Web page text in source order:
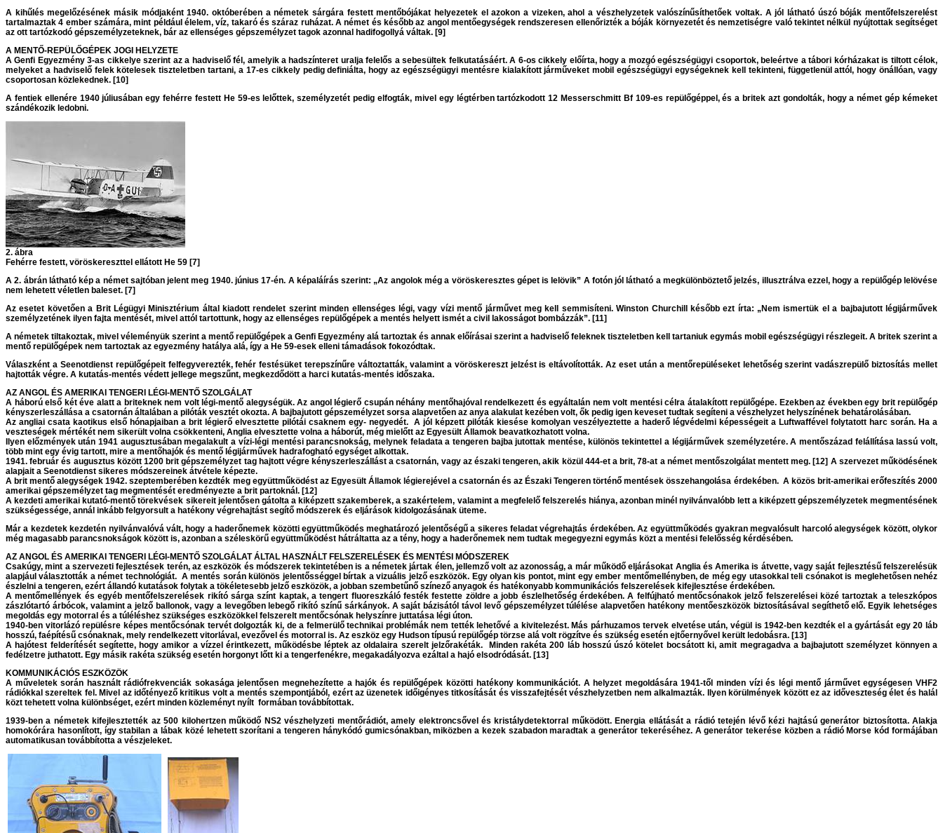
A kihűlés megelőzésének másik módjaként 1940. októberében a németek sárgára festett mentőbójákat helyezetek el azokon a vizeken, ahol a vészhelyzetek valószínűsíthetőek voltak. A jól látható úszó bóják mentőfelszerelést
tartalmaztak 4 ember számára, mint például élelem, víz, takaró és száraz ruházat. A német és később az angol mentőegységek rendszeresen ellenőrizték a bóják környezetét és nemzetiségre való tekintet nélkül nyújtottak segítséget
az ott tartózkodó gépszemélyzeteknek, bár az ellenséges gépszemélyzet tagok azonnal hadifogollyá váltak. [9]
A MENTŐ-REPÜLŐGÉPEK JOGI HELYZETE
A Genfi Egyezmény 3-as cikkelye szerint az a hadviselő fél, amelyik a hadszínteret uralja felelős a sebesültek felkutatásáért. A 6-os cikkely előírta, hogy a mozgó egészségügyi csoportok, beleértve a tábori kórházakat is tiltott célok,
melyeket a hadviselő felek kötelesek tiszteletben tartani, a 17-es cikkely pedig definiálta, hogy az egészségügyi mentésre kialakított járműveket mobil egészségügyi egységeknek kell tekinteni, függetlenül attól, hogy önállóan, vagy
csoportosan közlekednek. [10]
A fentiek ellenére 1940 júliusában egy fehérre festett He 59-es lelőttek, személyzetét pedig elfogták, mivel egy légtérben tartózkodott 12 Messerschmitt Bf 109-es repülőgéppel, és a britek azt gondolták, hogy a német gép kémeket
szándékozik ledobni.
2. ábra
Fehérre festett, vöröskereszttel ellátott He 59 [7]
A 2. ábrán látható kép a német sajtóban jelent meg 1940. június 17-én. A képaláírás szerint: „Az angolok még a vöröskeresztes gépet is lelövik” A fotón jól látható a megkülönböztető jelzés, illusztrálva ezzel, hogy a repülőgép lelövése
nem lehetett véletlen baleset. [7]
Az esetet követően a Brit Légügyi Minisztérium által kiadott rendelet szerint minden ellenséges légi, vagy vízi mentő járművet meg kell semmisíteni. Winston Churchill később ezt írta: „Nem ismertük el a bajbajutott légijárművek
személyzetének ilyen fajta mentését, mivel attól tartottunk, hogy az ellenséges repülőgépek a mentés helyett ismét a civil lakosságot bombázzák”. [11]
A németek tiltakoztak, mivel véleményük szerint a mentő repülőgépek a Genfi Egyezmény alá tartoztak és annak előírásai szerint a hadviselő feleknek tiszteletben kell tartaniuk egymás mobil egészségügyi részlegeit. A britek szerint a
mentő repülőgépek nem tartoztak az egyezmény hatálya alá, így a He 59-esek elleni támadások fokozódtak.
Válaszként a Seenotdienst repülőgépeit felfegyverezték, fehér festésüket terepszínűre változtatták, valamint a vöröskereszt jelzést is eltávolították. Az eset után a mentőrepüléseket lehetőség szerint vadászrepülő biztosítás mellet
hajtották végre. A kutatás-mentés védett jellege megszűnt, megkezdődött a harci kutatás-mentés időszaka.
AZ ANGOL ÉS AMERIKAI TENGERI LÉGI-MENTŐ SZOLGÁLAT
A háború első két éve alatt a briteknek nem volt légi-mentő alegységük. Az angol légierő csupán néhány mentőhajóval rendelkezett és egyáltalán nem volt mentési célra átalakított repülőgépe. Ezekben az években egy brit repülőgép
kényszerleszállása a csatornán általában a pilóták vesztét okozta. A bajbajutott gépszemélyzet sorsa alapvetően az anya alakulat kezében volt, ők pedig igen keveset tudtak segíteni a vészhelyzet helyszínének behatárolásában.
Az angliai csata kaotikus első hónapjaiban a brit légierő elvesztette pilótái csaknem egy- negyedét. A jól képzett pilóták kiesése komolyan veszélyeztette a haderő légvédelmi képességeit a Luftwaffével folytatott harc során. Ha a
veszteségek mértékét nem sikerült volna csökkenteni, Anglia elvesztette volna a háborút, még mielőtt az Egyesült Államok beavatkozhatott volna.
Ilyen előzmények után 1941 augusztusában megalakult a vízi-légi mentési parancsnokság, melynek feladata a tengeren bajba jutottak mentése, különös tekintettel a légijárművek személyzetére. A mentőszázad felállítása lassú volt,
több mint egy évig tartott, mire a mentőhajók és mentő légijárművek hadrafogható egységet alkottak.
1941. február és augusztus között 1200 brit gépszemélyzet tag hajtott végre kényszerleszállást a csatornán, vagy az északi tengeren, akik közül 444-et a brit, 78-at a német mentőszolgálat mentett meg. [12] A szervezet működésének
alapjait a Seenotdienst sikeres módszereinek átvétele képezte.
A brit mentő alegységek 1942. szeptemberében kezdték meg együttműködést az Egyesült Államok légierejével a csatornán és az Északi Tengeren történő mentések összehangolása érdekében. A közös brit-amerikai erőfeszítés 2000
amerikai gépszemélyzet tag megmentését eredményezte a brit partoknál. [12]
A kezdeti amerikai kutató-mentő törekvések sikereit jelentősen gátolta a kiképzett szakemberek, a szakértelem, valamint a megfelelő felszerelés hiánya, azonban minél nyilvánvalóbb lett a kiképzett gépszemélyzetek megmentésének
szükségessége, annál inkább felgyorsult a hatékony végrehajtást segítő módszerek és eljárások kidolgozásának üteme.
Már a kezdetek kezdetén nyilvánvalóvá vált, hogy a haderőnemek közötti együttműködés meghatározó jelentőségű a sikeres feladat végrehajtás érdekében. Az együttműködés gyakran megvalósult harcoló alegységek között, olykor
még magasabb parancsnokságok között is, azonban a széleskörű együttműködést hátráltatta az a tény, hogy a haderőnemek nem tudtak megegyezni egymás közt a mentési felelősség kérdésében.
AZ ANGOL ÉS AMERIKAI TENGERI LÉGI-MENTŐ SZOLGÁLAT ÁLTAL HASZNÁLT FELSZERELÉSEK ÉS MENTÉSI MÓDSZEREK
Csakúgy, mint a szervezeti fejlesztések terén, az eszközök és módszerek tekintetében is a németek jártak élen, jellemző volt az azonosság, a már működő eljárásokat Anglia és Amerika is átvette, vagy saját fejlesztésű felszerelésük
alapjául választották a német technológiát. A mentés során különös jelentősséggel bírtak a vizuális jelző eszközök. Egy olyan kis pontot, mint egy ember mentőmellényben, de még egy utasokkal teli csónakot is meglehetősen nehéz
észlelni a tengeren, ezért állandó kutatások folytak a tökéletesebb jelző eszközök, a jobban szembetűnő színező anyagok és hatékonyabb kommunikációs felszerelések kifejlesztése érdekében.
A mentőmellények és egyéb mentőfelszerelések rikító sárga színt kaptak, a tengert fluoreszkáló festék festette zöldre a jobb észlelhetőség érdekében. A felfújható mentőcsónakok jelző felszerelései közé tartoztak a teleszkópos
zászlótartó árbócok, valamint a jelző ballonok, vagy a levegőben lebegő rikító színű sárkányok. A saját bázisától távol levő gépszemélyzet túlélése alapvetően hatékony mentőeszközök biztosításával segíthető elő. Egyik lehetséges
megoldás egy motorral és a túléléshez szükséges eszközökkel felszerelt mentőcsónak helyszínre juttatása légi úton.
1940-ben vitorlázó repülésre képes mentőcsónak tervét dolgozták ki, de a felmerülő technikai problémák nem tették lehetővé a kivitelezést. Más párhuzamos tervek elvetése után, végül is 1942-ben kezdték el a gyártását egy 20 láb
hosszú, faépítésű csónaknak, mely rendelkezett vitorlával, evezővel és motorral is. Az eszköz egy Hudson típusú repülőgép törzse alá volt rögzítve és szükség esetén ejtőernyővel került ledobásra. [13]
A hajótest felderítését segítette, hogy amikor a vízzel érintkezett, működésbe léptek az oldalaira szerelt jelzőrakéták. Minden rakéta 200 láb hosszú úszó kötelet bocsátott ki, amit megragadva a bajbajutott személyzet könnyen a
fedélzetre juthatott. Egy másik rakéta szükség esetén horgonyt lőtt ki a tengerfenékre, megakadályozva ezáltal a hajó elsodródását. [13]
KOMMUNIKÁCIÓS ESZKÖZÖK
A műveletek során használt rádiófrekvenciák sokasága jelentősen megnehezítette a hajók és repülőgépek közötti hatékony kommunikációt. A helyzet megoldására 1941-től minden vízi és légi mentő járművet egységesen VHF2
rádiókkal szereltek fel. Mivel az időtényező kritikus volt a mentés szempontjából, ezért az üzenetek időigényes titkosítását és visszafejtését vészhelyzetben nem alkalmazták. Ilyen körülmények között ez az időveszteség élet és halál
közt tehetett volna különbséget, ezért minden közleményt nyílt formában továbbítottak.
1939-ben a németek kifejlesztették az 500 kilohertzen működő NS2 vészhelyzeti mentőrádiót, amely elektroncsővel és kristálydetektorral működött. Energia ellátását a rádió tetején lévő kézi hajtású generátor biztosította. Alakja
homokórára hasonlított, így stabilan a lábak közé lehetett szorítani a tengeren hánykódó gumicsónakban, miközben a kezek szabadon maradtak a generátor tekeréséhez. A generátor tekerése közben a rádió Morse kód formájában
automatikusan továbbította a vészjeleket.